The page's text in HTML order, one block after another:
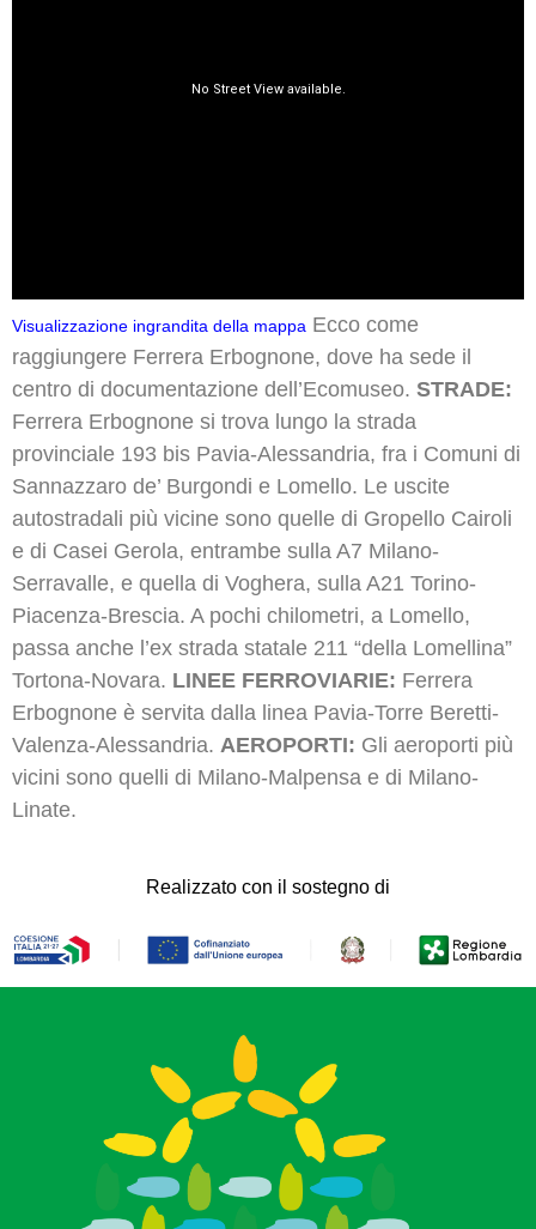
Visualizzazione ingrandita della mappa Ecco come
raggiungere Ferrera Erbognone, dove ha sede il
centro di documentazione dell’Ecomuseo. STRADE:
Ferrera Erbognone si trova lungo la strada
provinciale 193 bis Pavia-Alessandria, fra i Comuni di
Sannazzaro de’ Burgondi e Lomello. Le uscite
autostradali più vicine sono quelle di Gropello Cairoli
e di Casei Gerola, entrambe sulla A7 Milano-
Serravalle, e quella di Voghera, sulla A21 Torino-
Piacenza-Brescia. A pochi chilometri, a Lomello,
passa anche l’ex strada statale 211 “della Lomellina”
Tortona-Novara. LINEE FERROVIARIE: Ferrera
Erbognone è servita dalla linea Pavia-Torre Beretti-
Valenza-Alessandria. AEROPORTI: Gli aeroporti più
vicini sono quelli di Milano-Malpensa e di Milano-
Linate.
Realizzato con il sostegno di